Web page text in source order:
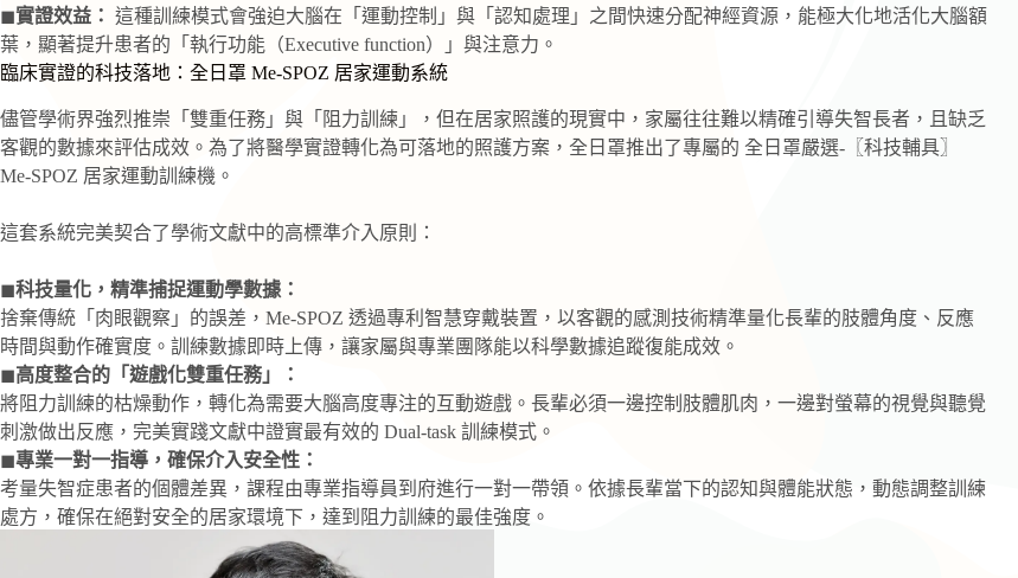
◼實證效益： 這種訓練模式會強迫大腦在「運動控制」與「認知處理」之間快速分配神經資源，能極大化地活化大腦額
葉，顯著提升患者的「執行功能（Executive function）」與注意力。
臨床實證的科技落地：全日罩 Me-SPOZ 居家運動系統
儘管學術界強烈推崇「雙重任務」與「阻力訓練」，但在居家照護的現實中，家屬往往難以精確引導失智長者，且缺乏
客觀的數據來評估成效。為了將醫學實證轉化為可落地的照護方案，全日罩推出了專屬的 全日罩嚴選-〖科技輔具〗
Me-SPOZ 居家運動訓練機。
這套系統完美契合了學術文獻中的高標準介入原則：
◼科技量化，精準捕捉運動學數據：
捨棄傳統「肉眼觀察」的誤差，Me-SPOZ 透過專利智慧穿戴裝置，以客觀的感測技術精準量化長輩的肢體角度、反應
時間與動作確實度。訓練數據即時上傳，讓家屬與專業團隊能以科學數據追蹤復能成效。
◼高度整合的「遊戲化雙重任務」：
將阻力訓練的枯燥動作，轉化為需要大腦高度專注的互動遊戲。長輩必須一邊控制肢體肌肉，一邊對螢幕的視覺與聽覺
刺激做出反應，完美實踐文獻中證實最有效的 Dual-task 訓練模式。
◼專業一對一指導，確保介入安全性：
考量失智症患者的個體差異，課程由專業指導員到府進行一對一帶領。依據長輩當下的認知與體能狀態，動態調整訓練
處方，確保在絕對安全的居家環境下，達到阻力訓練的最佳強度。